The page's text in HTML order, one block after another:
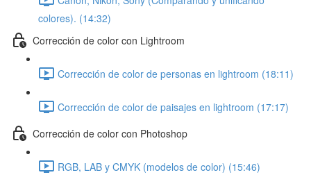
colores). (14:32)
Corrección de color con Lightroom
Corrección de color de personas en lightroom (18:11)
Corrección de color de paisajes en lightroom (17:17)
Corrección de color con Photoshop
RGB, LAB y CMYK (modelos de color) (15:46)